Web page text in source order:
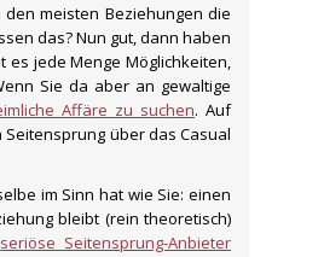
meisten Beziehungen die
das? Nun gut, dann haben
jede Menge Möglichkeiten,
Sie da aber an gewaltige
Affäre zu suchen. Auf
über das Casual
im Sinn hat wie Sie: einen
bleibt (rein theoretisch)
seriöse Seitensprung-Anbieter